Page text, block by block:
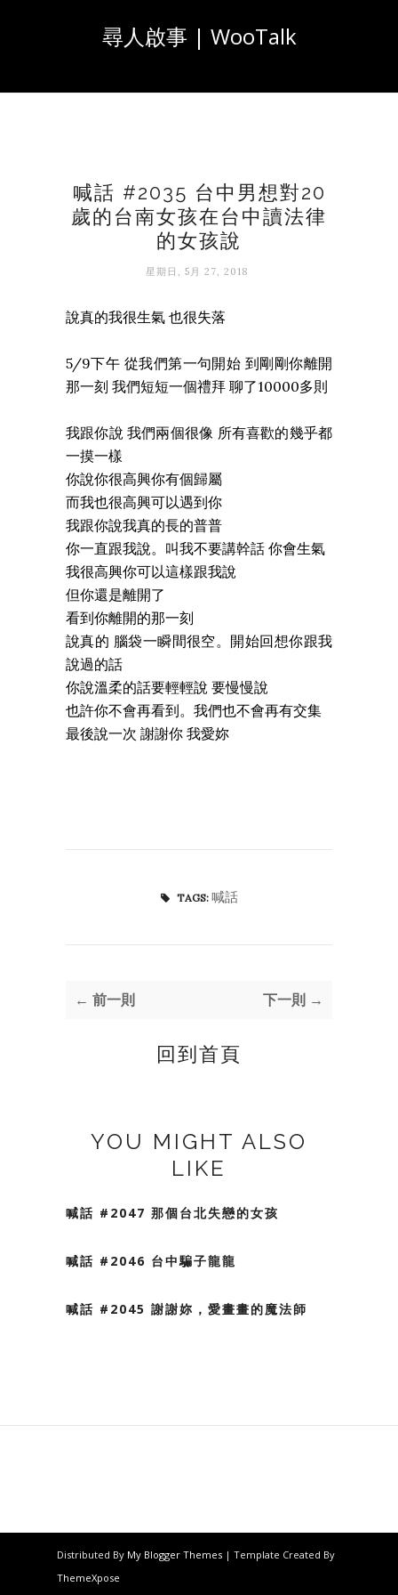
尋人啟事 | WooTalk
喊話 #2035 台中男想對20
歲的台南女孩在台中讀法律
的女孩說
星期日, 5月 27, 2018
說真的我很生氣 也很失落
5/9下午 從我們第一句開始 到剛剛你離開
那一刻 我們短短一個禮拜 聊了10000多則
我跟你說 我們兩個很像 所有喜歡的幾乎都
一摸一樣
你說你很高興你有個歸屬
而我也很高興可以遇到你
我跟你說我真的長的普普
你一直跟我說。叫我不要講幹話 你會生氣
我很高興你可以這樣跟我說
但你還是離開了
看到你離開的那一刻
說真的 腦袋一瞬間很空。開始回想你跟我
說過的話
你說溫柔的話要輕輕說 要慢慢說
也許你不會再看到。我們也不會再有交集
最後說一次 謝謝你 我愛妳
TAGS: 喊話
← 前一則 下一則 →
回到首頁
YOU MIGHT ALSO
LIKE
喊話 #2047 那個台北失戀的女孩
喊話 #2046 台中騙子龍龍
喊話 #2045 謝謝妳，愛畫畫的魔法師
Distributed By My Blogger Themes | Template Created By
ThemeXpose